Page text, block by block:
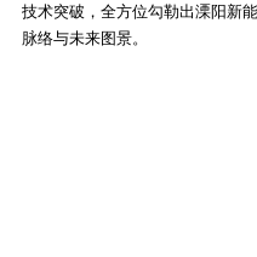
技术突破，全方位勾勒出溧阳新
脉络与未来图景。